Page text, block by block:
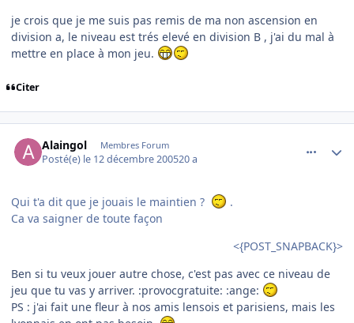
je crois que je me suis pas remis de ma non ascension en
division a, le niveau est trés elevé en division B , j'ai du mal à
mettre en place à mon jeu.
Citer
Alaingol Membres Forum
Posté(e) le 12 décembre 200520 a
Qui t'a dit que je jouais le maintien ?
.
Ca va saigner de toute façon
<{POST_SNAPBACK}>
Ben si tu veux jouer autre chose, c'est pas avec ce niveau de
jeu que tu vas y arriver. :provocgratuite: :ange:
PS : j'ai fait une fleur à nos amis lensois et parisiens, mais les